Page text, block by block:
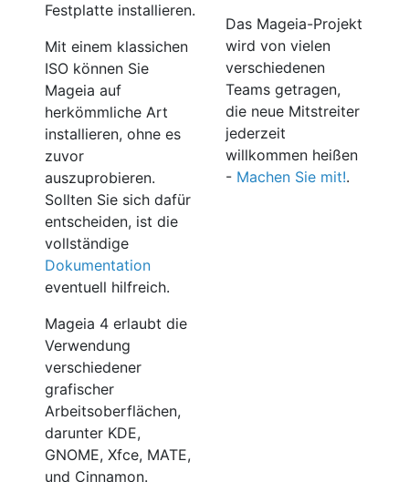
Festplatte installieren.
Mit einem klassichen
ISO können Sie
Mageia auf
herkömmliche Art
installieren, ohne es
zuvor
auszuprobieren.
Sollten Sie sich dafür
entscheiden, ist die
vollständige
Dokumentation
eventuell hilfreich.
Mageia 4 erlaubt die
Verwendung
verschiedener
grafischer
Arbeitsoberflächen,
darunter KDE,
GNOME, Xfce, MATE,
und Cinnamon.
Das Mageia-Projekt
wird von vielen
verschiedenen
Teams getragen,
die neue Mitstreiter
jederzeit
willkommen heißen
- Machen Sie mit!.